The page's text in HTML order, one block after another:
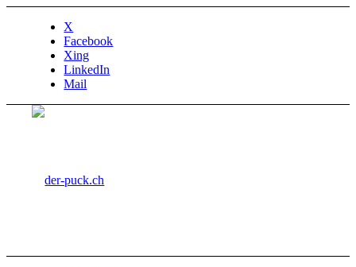
X
Facebook
Xing
LinkedIn
Mail